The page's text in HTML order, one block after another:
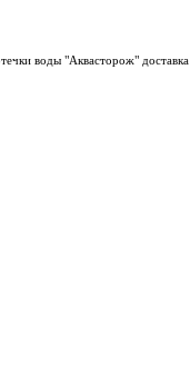
воды "Аквасторож" доставка